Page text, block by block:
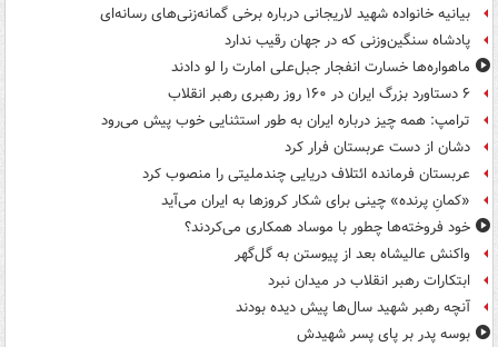
بیانیه خانواده شهید لاریجانی درباره برخی گمانه‌زنی‌های رسانه‌ای
پادشاه سنگین‌وزنی که در جهان رقیب ندارد
ماهواره‌ها خسارت انفجار جبل‌علی امارت را لو دادند
۶ دستاورد بزرگ ایران در ۱۶۰ روز رهبری رهبر انقلاب
ترامپ: همه چیز درباره ایران به طور استثنایی خوب پیش می‌رود
دشان از دست عربستان فرار کرد
عربستان فرمانده ائتلاف دریایی چندملیتی را منصوب کرد
«کمانِ پرنده» چینی برای شکار کروزها به ایران می‌آید
خود فروخته‌ها چطور با موساد همکاری می‌کردند؟
واکنش عالیشاه بعد از پیوستن به گل‌گهر
ابتکارات رهبر انقلاب در میدان نبرد
آنچه رهبر شهید سال‌ها پیش دیده بودند
بوسه‌ پدر بر پای پسر شهیدش